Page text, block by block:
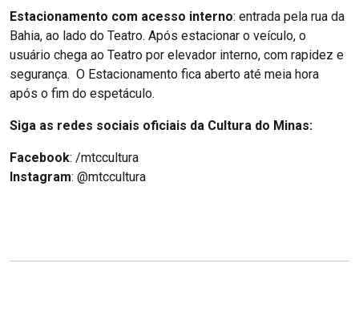
Estacionamento com acesso interno: entrada pela rua da
Bahia, ao lado do Teatro. Após estacionar o veículo, o
usuário chega ao Teatro por elevador interno, com rapidez e
segurança. O Estacionamento fica aberto até meia hora
após o fim do espetáculo.
Siga as redes sociais oficiais da Cultura do Minas:
Facebook: /mtccultura
Instagram: @mtccultura